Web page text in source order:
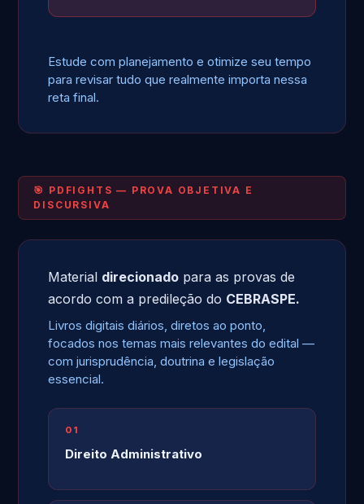
Estude com planejamento e otimize seu tempo
para revisar tudo que realmente importa nessa
reta final.
🎯 PDFIGHTS — PROVA OBJETIVA E
DISCURSIVA
Material direcionado para as provas de
acordo com a predileção do CEBRASPE.
Livros digitais diários, diretos ao ponto,
focados nos temas mais relevantes do edital —
com jurisprudência, doutrina e legislação
essencial.
01
Direito Administrativo